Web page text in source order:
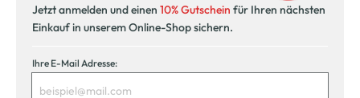
Jetzt anmelden und einen 10% Gutschein für Ihren nächsten
Einkauf in unserem Online-Shop sichern.
Ihre E-Mail Adresse: